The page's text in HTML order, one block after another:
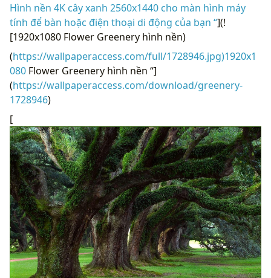
Hình nền 4K cây xanh 2560x1440 cho màn hình máy
tính để bàn hoặc điện thoại di động của bạn “](!
[1920x1080 Flower Greenery hình nền)
(https://wallpaperaccess.com/full/1728946.jpg)1920x1
080 Flower Greenery hình nền “]
(https://wallpaperaccess.com/download/greenery-
1728946)
[